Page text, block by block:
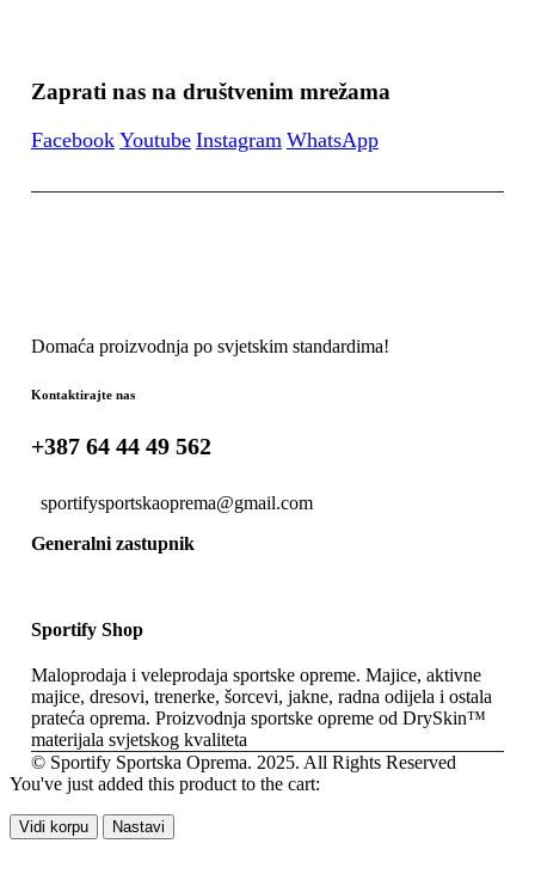
Zaprati nas na društvenim mrežama
Facebook Youtube Instagram WhatsApp
Domaća proizvodnja po svjetskim standardima!
Kontaktirajte nas
+387 64 44 49 562
sportifysportskaoprema@gmail.com
Generalni zastupnik
Sportify Shop
Maloprodaja i veleprodaja sportske opreme. Majice, aktivne
majice, dresovi, trenerke, šorcevi, jakne, radna odijela i ostala
prateća oprema. Proizvodnja sportske opreme od DrySkin™
materijala svjetskog kvaliteta
© Sportify Sportska Oprema. 2025. All Rights Reserved
You've just added this product to the cart:
Vidi korpu Nastavi